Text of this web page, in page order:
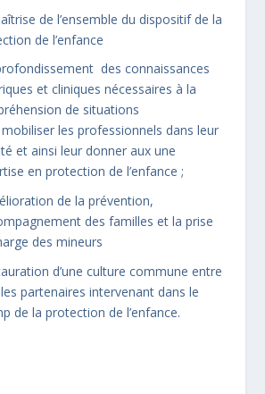
de l’ensemble du dispositif de la
de l’enfance
des connaissances
et cliniques nécessaires à la
de situations
les professionnels dans leur
et ainsi leur donner aux une
en protection de l’enfance ;
de la prévention,
des familles et la prise
des mineurs
d’une culture commune entre
partenaires intervenant dans le
de la protection de l’enfance.